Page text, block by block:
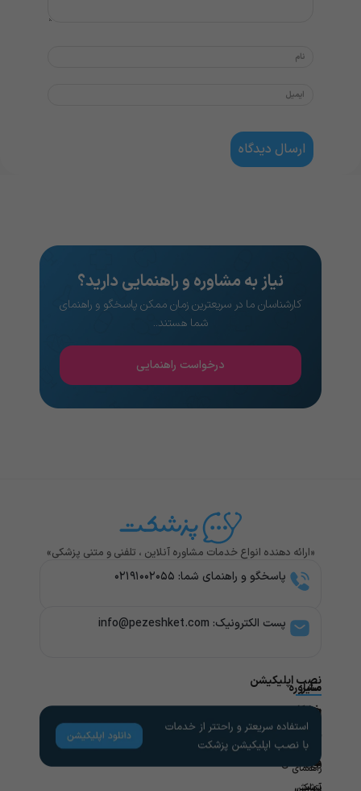
نیاز به مشاوره و راهنمایی دارید؟
کارشناسان ما در سریعترین زمان ممکن پاسخگو و راهنمای
شما هستند..
درخواست راهنمایی
«ارائه دهنده انواع خدمات مشاوره آنلاین ، تلفنی و متنی پزشکی»
پاسخگو و راهنمای شما: ۰۲۱۹۱۰۰۲۰۵۵
پست الکترونیک: info@pezeshket.com​
مشاوره
پزشکی
تخصص
های
پزشکی
سایر
خدمات
مشاوره
روانشناسی
آزمایش
راهنمای
کاربران
راهنمای
لینک
های
مفید
نصب اپلیکیشن